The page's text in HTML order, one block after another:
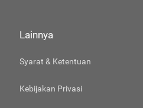
Lainnya
Syarat & Ketentuan
Kebijakan Privasi